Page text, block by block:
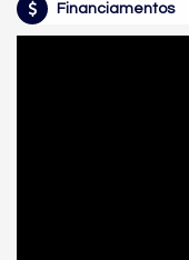
Financiamentos